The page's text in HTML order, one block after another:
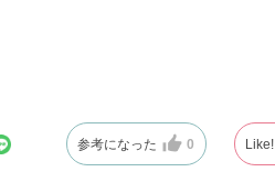
税抜 ￥12,200 /単価
￥6.71
参考になった 0 Like!